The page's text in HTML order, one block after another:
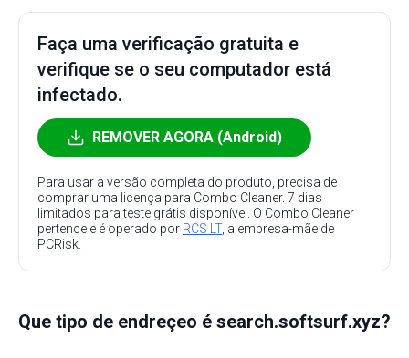
Faça uma verificação gratuita e
verifique se o seu computador está
infectado.
REMOVER AGORA (Android)
Para usar a versão completa do produto, precisa de
comprar uma licença para Combo Cleaner. 7 dias
limitados para teste grátis disponível. O Combo Cleaner
pertence e é operado por RCS LT, a empresa-mãe de
PCRisk.
Que tipo de endreçeo é search.softsurf.xyz?